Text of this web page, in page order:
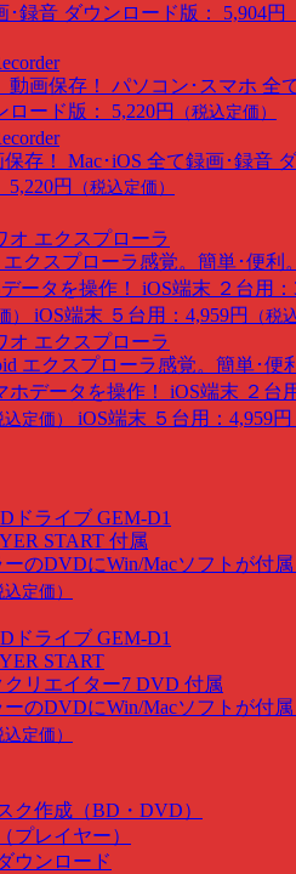
･録音 ダウンロード版： 5,904円
動画保存！ パソコン･スマホ 全
ロード版： 5,220円 （税込定価）
保存！ Mac･iOS 全て録画･録音
5,220円
（税込定価）
オ エクスプローラ
エクスプローラ感覚。簡単･便利
ータを操作！ iOS端末 ２台用：
） iOS端末 ５台用：4,959円 （税
オ エクスプローラ
エクスプローラ感覚。簡単･便
ホデータを操作！ iOS端末 ２台
込定価） iOS端末 ５台用：4,959円
ドライブ GEM-D1
START 付属
のDVDにWin/Macソフトが付
込定価）
ドライブ GEM-D1
START
クリエイター7 DVD 付属
のDVDにWin/Macソフトが付
込定価）
ク作成（BD・DVD）
プレイヤー）
ウンロード